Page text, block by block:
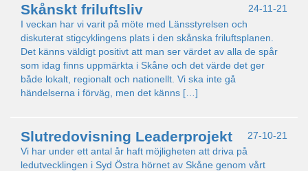
24-11-21
Skånskt friluftsliv
I veckan har vi varit på möte med Länsstyrelsen och
diskuterat stigcyklingens plats i den skånska friluftsplanen.
Det känns väldigt positivt att man ser värdet av alla de spår
som idag finns uppmärkta i Skåne och det värde det ger
både lokalt, regionalt och nationellt. Vi ska inte gå
händelserna i förväg, men det känns […]
27-10-21
Slutredovisning Leaderprojekt
Vi har under ett antal år haft möjligheten att driva på
ledutvecklingen i Syd Östra hörnet av Skåne genom vårt